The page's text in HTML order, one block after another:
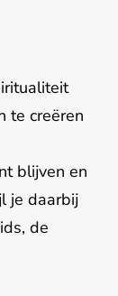
te creëren
blijven en
je daarbij
de